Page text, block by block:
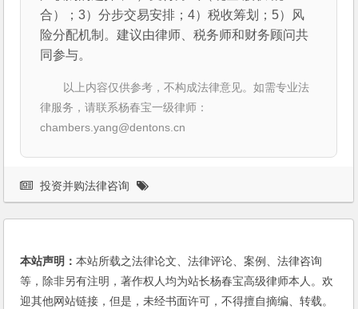
合）；3）分步交易安排；4）税收筹划；5）风
险分配机制。建议由律师、税务师和财务顾问共
同参与。
以上内容仅供参考，不构成法律意见。如需专业法
律服务，请联系杨春宝一级律师：
chambers.yang@dentons.cn
投资并购法律咨询
本站声明：本站所载之法律论文、法律评论、案例、法律咨询
等，除非另有注明，著作权人均为站长杨春宝高级律师本人。欢
迎其他网站链接，但是，未经书面许可，不得擅自摘编、转载。